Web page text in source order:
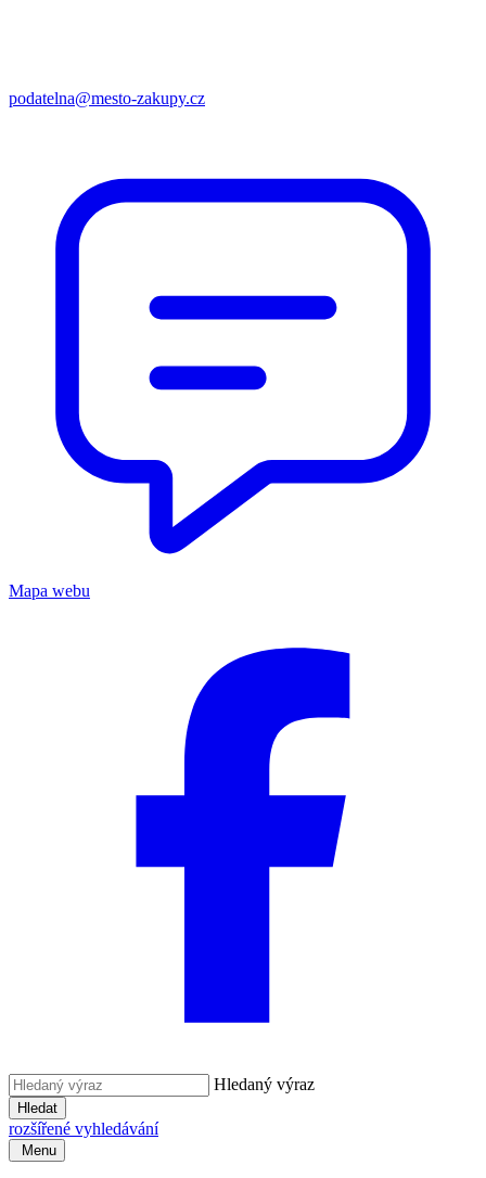
podatelna@mesto-zakupy.cz
Mapa webu
Hledaný výraz
Hledat
rozšířené vyhledávání
Menu